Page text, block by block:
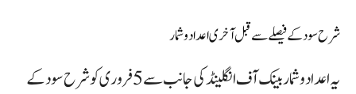
شرح سود کے فیصلے سے قبل آخری اعداد و شمار
یہ اعداد و شمار بینک آف انگلینڈ کی جانب سے 5 فروری کو شرح سود کے